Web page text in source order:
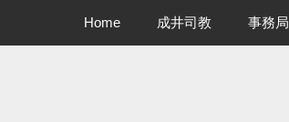
メインメニュー
Home 成井司教 事務局